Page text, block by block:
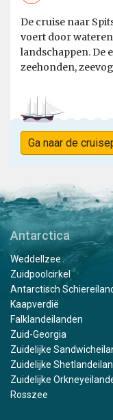
De cruise naar
voert door
landschappen. De
zeehonden,
Ga naar de
Antarctica
Weddellzee
Zuidpoolcirkel
Antarctisch
Kaapverdië
Falklandeilanden
Zuid-Georgia
Zuidelijke
Zuidelijke
Zuidelijke
Rosszee